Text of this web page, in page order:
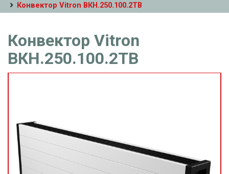
Конвектор Vitron ВКН.250.100.2ТВ
Конвектор Vitron
ВКН.250.100.2ТВ